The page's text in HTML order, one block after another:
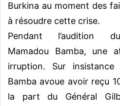
Burkina au moment des
à résoudre cette crise.
Pendant l’audition
Mamadou Bamba, une
irruption. Sur insistance
Bamba avoue avoir reçu
la part du Général